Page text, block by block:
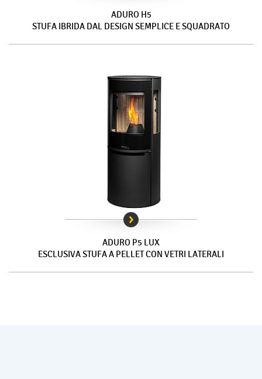
ADURO H5
STUFA IBRIDA DAL DESIGN SEMPLICE E SQUADRATO
ADURO P5 LUX
ESCLUSIVA STUFA A PELLET CON VETRI LATERALI